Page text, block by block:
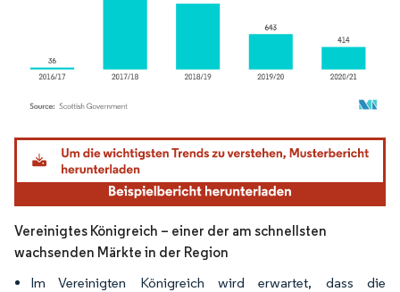
Bild © Mordor Intelligence. Wiederverwendung erfordert Namensnennung gemäß
Vereinigtes Königreich – einer der am schnellsten
wachsenden Märkte in der Region
Im Vereinigten Königreich wird erwartet, dass die